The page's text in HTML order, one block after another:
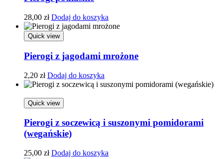
28,00 zł Dodaj do koszyka
Quick view
Pierogi z jagodami mrożone
2,20 zł Dodaj do koszyka
Quick view
Pierogi z soczewicą i suszonymi pomidorami
(wegańskie)
25,00 zł Dodaj do koszyka